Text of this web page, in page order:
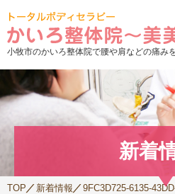
小牧市のかいろ整体院で腰や肩などの痛み
新着
TOP 新着情報 9FC3D725-6135-